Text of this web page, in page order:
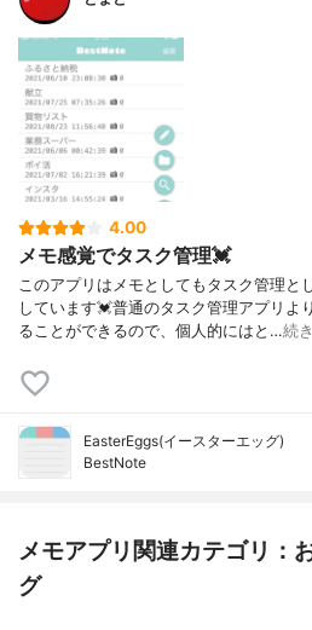
4.00
メモ感覚でタスク管理💓
このアプリはメモとしてもタスク管理と
しています💓普通のタスク管理アプリよ
ることができるので、個人的にはと…続
EasterEggs(イースターエッグ)
BestNote
メモアプリ関連カテゴリ：
グ